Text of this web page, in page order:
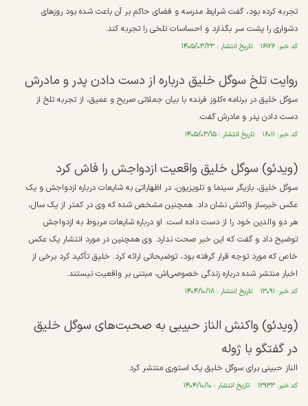
تجربه کرده بود، گفت شرایط مدرسه و فضای حاکم بر آن باعث شده بود روز‌های
دشواری را پشت سر بگذارد و احساسات تلخی را تجربه کند.
کد خبر: ۱۶۱۲۶ تاریخ انتشار : ۱۴۰۵/۰۳/۲۳
روایت تلخ سوگل خلیق درباره از دست دادن پدر و مادرش
سوگل خلیق در برنامه «کلوز فرند» با بیان جملاتی صریح و عمیق، از تجربه تلخ از
دست دادن پدر و مادرش گفت.
کد خبر: ۱۶۰۱۱ تاریخ انتشار : ۱۴۰۵/۰۳/۱۵
(ویدئو) سوگل خلیق واقعیت ازدواجش را فاش کرد
سوگل خلیق، بازیگر سینما و تلویزیون، در اظهاراتی به شایعات درباره ازدواجش و یک
عکس خبرساز واکنش نشان داد. همچنین مشخص شده که وی در کمتر از یک سال،
هر دو والدین خود را از دست داده است. او درباره شایعات مربوط به ازدواجش
توضیح داد و گفت که این خبر صحت ندارد. وی همچنین در مورد انتشار یک عکس
خاص که مورد توجه قرار گرفته بود، توضیحاتی ارائه کرد. خلیق تأکید کرد برخی از
اخبار منتشر شده درباره زندگی خصوصی‌اش، مبتنی بر واقعیت نیستند.
کد خبر: ۱۳۰۹۱ تاریخ انتشار : ۱۴۰۴/۱۰/۱۸
(ویدئو) واکنش الناز حبیبی به صحبت‌های سوگل خلیق
در گفتگو با ژوله
الناز حبینی برای سوگل خلیق یک استوری منتشر کرد.
کد خبر: ۱۲۹۳۳ تاریخ انتشار : ۱۴۰۴/۱۰/۱۰